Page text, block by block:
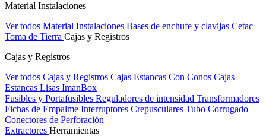
Material Instalaciones
Ver todos Material Instalaciones Bases de enchufe y clavijas Cetac
Toma de Tierra Cajas y Registros
Cajas y Registros
Ver todos Cajas y Registros Cajas Estancas Con Conos Cajas
Estancas Lisas ImanBox
Fusibles y Portafusibles Reguladores de intensidad Transformadores
Fichas de Empalme Interruptores Crepusculares Tubo Corrugado
Conectores de Perforación
Extractores Herramientas